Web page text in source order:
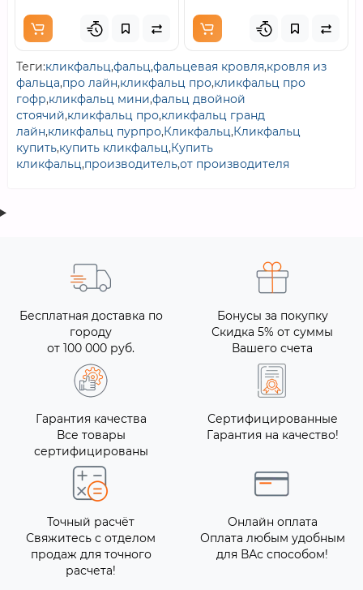
Теги:кликфальц,фальц,фальцевая кровля,кровля из
фальца,про лайн,кликфальц про,кликфальц про
гофр,кликфальц мини,фальц двойной
стоячий,кликфальц про,кликфальц гранд
лайн,кликфальц пурпро,Кликфальц,Кликфальц
купить,купить кликфальц,Купить
кликфальц,производитель,от производителя
Бесплатная доставка по
городу
от 100 000 руб.
Бонусы за покупку
Скидка 5% от суммы
Вашего счета
Гарантия качества
Все товары
сертифицированы
Сертифицированные
Гарантия на качество!
Точный расчёт
Свяжитесь с отделом
продаж для точного
расчета!
Онлайн оплата
Оплата любым удобным
для ВАс способом!